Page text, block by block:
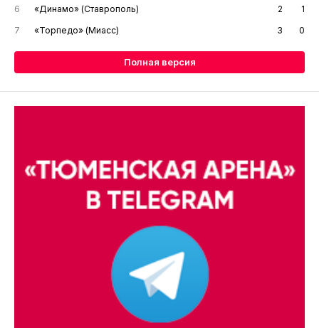
6
«Динамо» (Ставрополь) 2
1
7
«Торпедо» (Миасс) 3 0
Полная версия